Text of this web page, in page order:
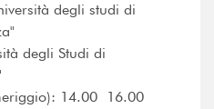
degli studi di
degli Studi di
14.00  16.00